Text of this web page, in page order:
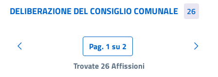
DELIBERAZIONE DEL CONSIGLIO COMUNALE 26
Pagina precedente Pag. 1 su 2
Trovate 26 Affissioni